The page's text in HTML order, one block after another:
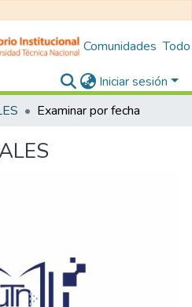
Comunidades
Iniciar sesión
Examinar por fecha